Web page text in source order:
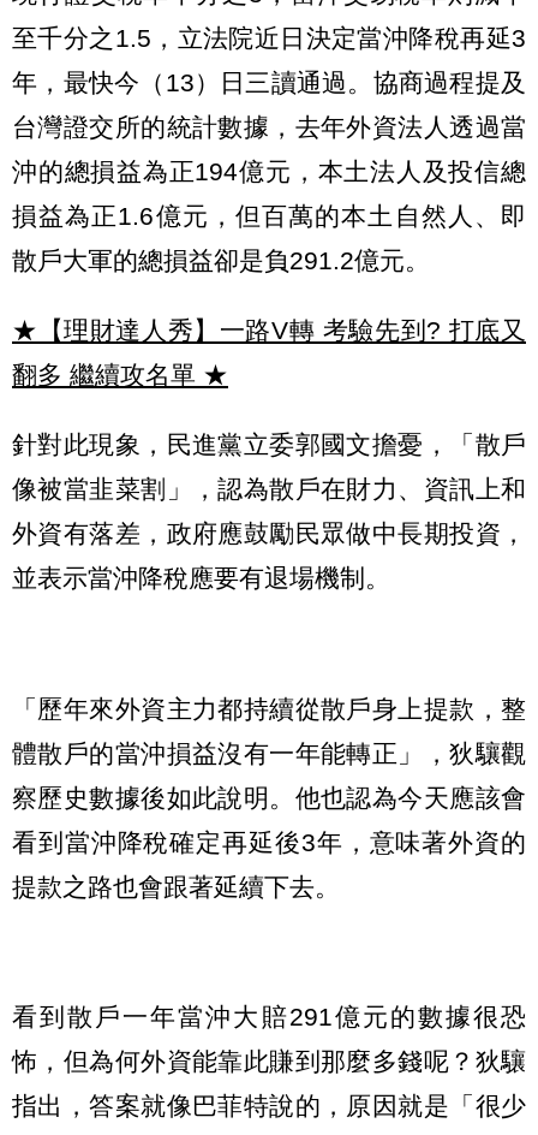
至千分之1.5，立法院近日決定當沖降稅再延3
年，最快今（13）日三讀通過。協商過程提及
台灣證交所的統計數據，去年外資法人透過當
沖的總損益為正194億元，本土法人及投信總
損益為正1.6億元，但百萬的本土自然人、即
散戶大軍的總損益卻是負291.2億元。
★【理財達人秀】一路V轉 考驗先到? 打底又
翻多 繼續攻名單 ★
針對此現象，民進黨立委郭國文擔憂，「散戶
像被當韭菜割」，認為散戶在財力、資訊上和
外資有落差，政府應鼓勵民眾做中長期投資，
並表示當沖降稅應要有退場機制。
「歷年來外資主力都持續從散戶身上提款，整
體散戶的當沖損益沒有一年能轉正」，狄驤觀
察歷史數據後如此說明。他也認為今天應該會
看到當沖降稅確定再延後3年，意味著外資的
提款之路也會跟著延續下去。
看到散戶一年當沖大賠291億元的數據很恐
怖，但為何外資能靠此賺到那麼多錢呢？狄驤
指出，答案就像巴菲特說的，原因就是「很少